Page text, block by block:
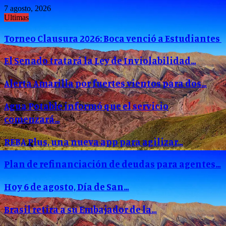
7 agosto, 2026
Ultimas
Torneo Clausura 2026: Boca venció a Estudiantes
El Senado tratará la Ley de Inviolabilidad…
Alerta Amarilla por fuertes vientos para dos…
Agua Potable informó que el servicio
comenzará…
REBA Plus, una nueva app para agilizar…
Plan de refinanciación de deudas para agentes…
Hoy 6 de agosto, Día de San…
Brasil retira a su Embajador de la…